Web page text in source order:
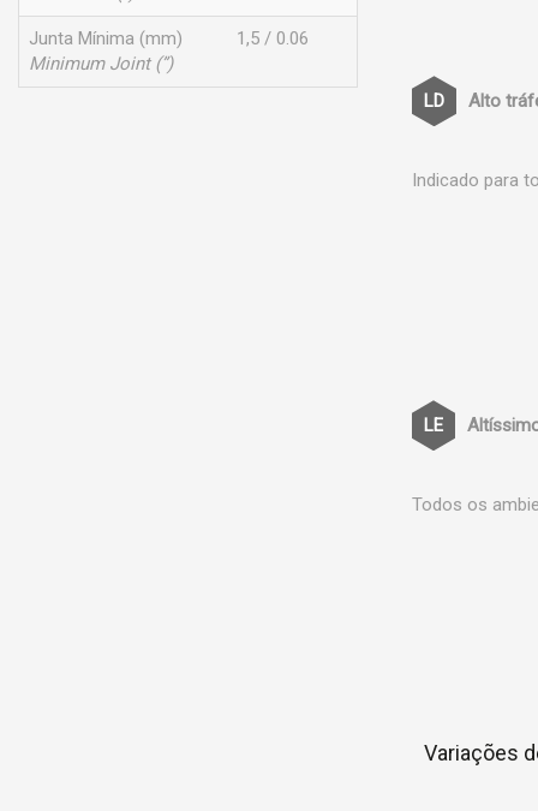
Junta Mínima (mm)
Minimum Joint (”)
1,5 / 0.06
Alto
Indicado para
Todos os
Variações